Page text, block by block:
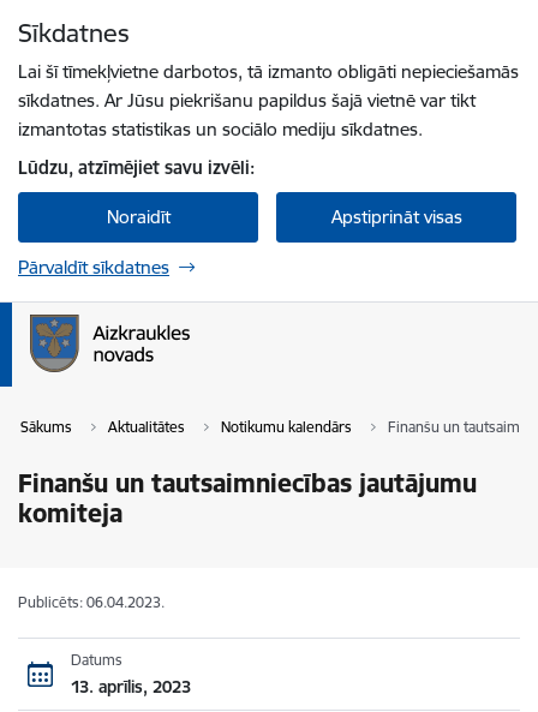
Sīkdatnes
Lai šī tīmekļvietne darbotos, tā izmanto obligāti nepieciešamās
sīkdatnes. Ar Jūsu piekrišanu papildus šajā vietnē var tikt
izmantotas statistikas un sociālo mediju sīkdatnes.
Lūdzu, atzīmējiet savu izvēli:
Noraidīt Apstiprināt visas
Pārvaldīt sīkdatnes
Sākums Aktualitātes Notikumu kalendārs Finanšu un
Finanšu un tautsaimniecības jautājumu
komiteja
Publicēts: 06.04.2023.
Datums
13. aprīlis, 2023